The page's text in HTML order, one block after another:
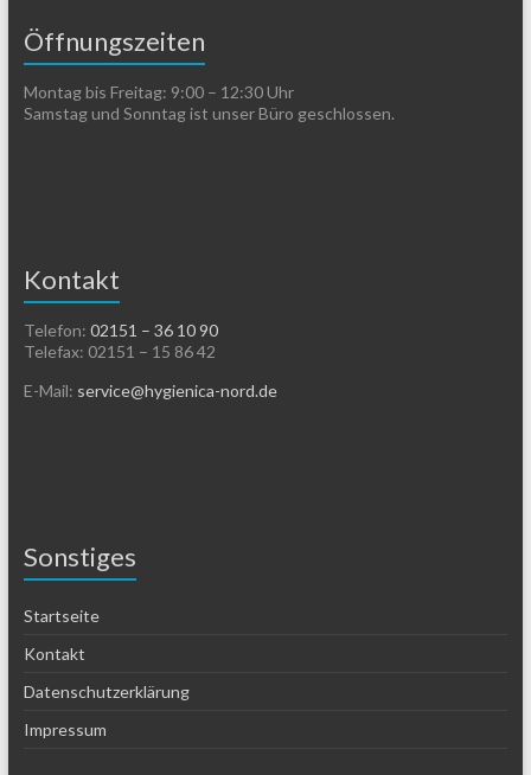
Öffnungszeiten
Montag bis Freitag: 9:00 – 12:30 Uhr
Samstag und Sonntag ist unser Büro geschlossen.
Kontakt
Telefon: 02151 – 36 10 90
Telefax: 02151 – 15 86 42
E-Mail: service@hygienica-nord.de
Sonstiges
Startseite
Kontakt
Datenschutzerklärung
Impressum